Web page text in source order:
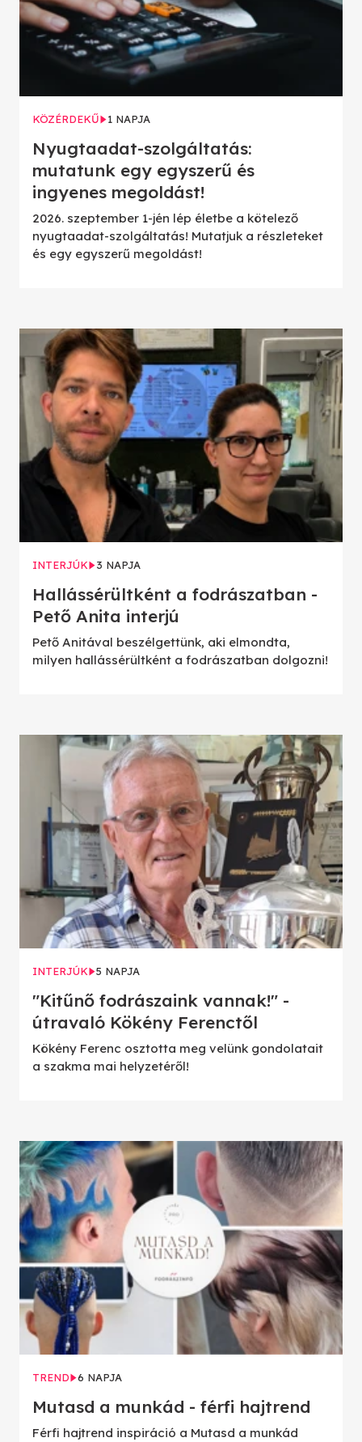
KÖZÉRDEKŰ 1 NAPJA
Nyugtaadat-szolgáltatás:
mutatunk egy egyszerű és
ingyenes megoldást!
2026. szeptember 1-jén lép életbe a kötelező
nyugtaadat-szolgáltatás! Mutatjuk a részleteket
és egy egyszerű megoldást!
INTERJÚK 3 NAPJA
Hallássérültként a fodrászatban -
Pető Anita interjú
Pető Anitával beszélgettünk, aki elmondta,
milyen hallássérültként a fodrászatban dolgozni!
INTERJÚK 5 NAPJA
"Kitűnő fodrászaink vannak!" -
útravaló Kökény Ferenctől
Kökény Ferenc osztotta meg velünk gondolatait
a szakma mai helyzetéről!
TREND 6 NAPJA
Mutasd a munkád - férfi hajtrend
Férfi hajtrend inspiráció a Mutasd a munkád